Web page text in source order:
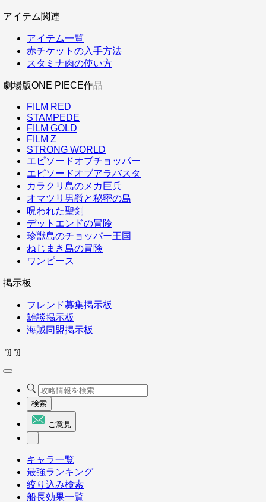
アイテム関連
アイテム一覧
赤チケットの入手方法
スタミナ肉の使い方
劇場版ONE PIECE作品
FILM RED
STAMPEDE
FILM GOLD
FILM Z
STRONG WORLD
エピソードオブチョッパー
エピソードオブアラバスタ
カラクリ島のメカ巨兵
オマツリ男爵と秘密の島
呪われた聖剣
デットエンドの冒険
珍獣島のチョッパー王国
ねじまき島の冒険
ワンピース
掲示板
フレンド募集掲示板
雑談掲示板
海賊同盟掲示板
"}] "}]
検索
ご意見
キャラ一覧
最強ランキング
絞り込み検索
船長効果一覧